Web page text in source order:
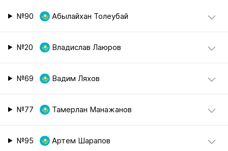
№90 Абылайхан Толеубай
№20 Владислав Лаюров
№69 Вадим Ляхов
№77 Тамерлан Манажанов
№95 Артем Шарапов